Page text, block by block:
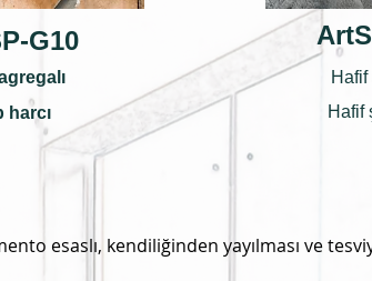
G10
harcı
Hafif
Hafif
esaslı, kendiliğinden yayılması ve